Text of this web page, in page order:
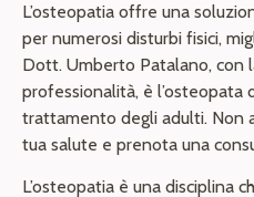
L’osteopatia offre una
per numerosi disturbi fisici,
Dott. Umberto Patalano, con
professionalità, è
trattamento degli adulti. Non
tua salute e prenota una
L’osteopatia è una disciplina